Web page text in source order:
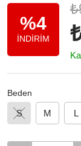
%4
İNDİRİM
Beden
S M L